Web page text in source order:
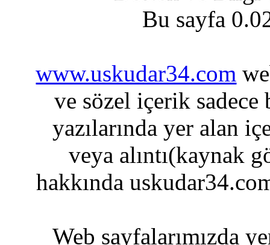
Bu sayfa
www.uskudar34.com
ve sözel içerik sadece
yazılarında yer alan
veya alıntı(kaynak
hakkında
Web sayfalarımızda